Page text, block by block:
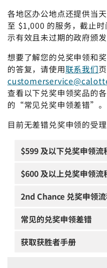
各地区办公地点还提供当
至 $1,000 的服务，截止
示有效且未过期的政府颁
想要了解您的兑奖申领和
的答复，请使用联系我们
查看以下兑奖申领奖品的
的“常见兑奖申领差错”。
目前无差错兑奖申领的受
$599 及以下兑奖申领流
$600 及以上兑奖申领流
2nd Chance 兑奖申领
常见的兑奖申领差错
获取获胜者手册